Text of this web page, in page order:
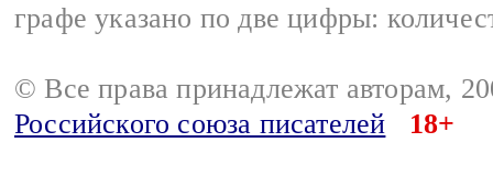
графе указано по две цифры:
© Все права принадлежат авторам,
Российского союза писателей
18+